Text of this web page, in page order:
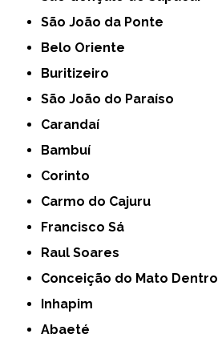
São João da Ponte
Belo Oriente
Buritizeiro
São João do Paraíso
Carandaí
Bambuí
Corinto
Carmo do Cajuru
Francisco Sá
Raul Soares
Conceição do Mato Dentro
Inhapim
Abaeté